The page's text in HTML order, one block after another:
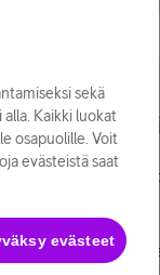
sekä
Kaikki luokat
osapuolille. Voit
evästeistä saat
evästeet